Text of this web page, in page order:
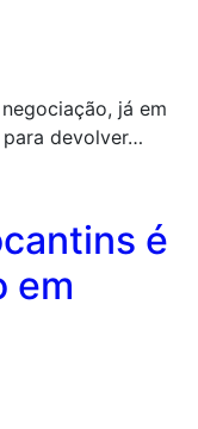
já em
devolver…
é
em